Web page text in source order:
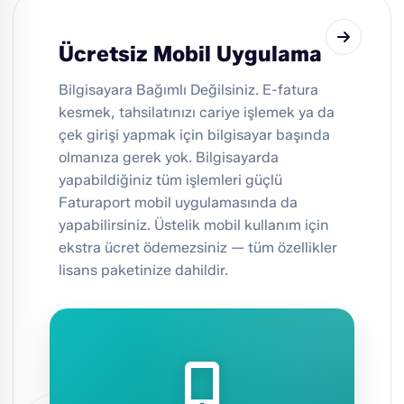
Ücretsiz Mobil Uygulama
Bilgisayara Bağımlı Değilsiniz. E-fatura
kesmek, tahsilatınızı cariye işlemek ya da
çek girişi yapmak için bilgisayar başında
olmanıza gerek yok. Bilgisayarda
yapabildiğiniz tüm işlemleri güçlü
Faturaport mobil uygulamasında da
yapabilirsiniz. Üstelik mobil kullanım için
ekstra ücret ödemezsiniz — tüm özellikler
lisans paketinize dahildir.